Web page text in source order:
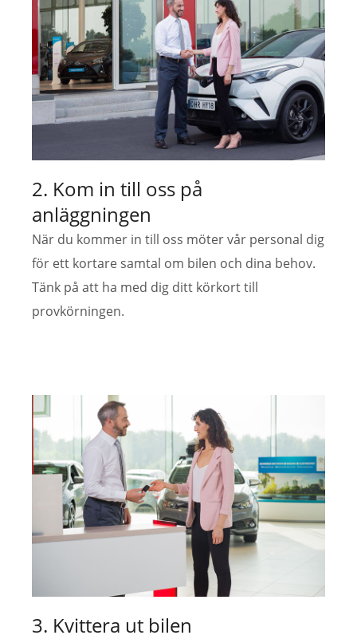
2. Kom in till oss på
anläggningen
När du kommer in till oss möter vår personal dig
för ett kortare samtal om bilen och dina behov.
Tänk på att ha med dig ditt körkort till
provkörningen.
3. Kvittera ut bilen